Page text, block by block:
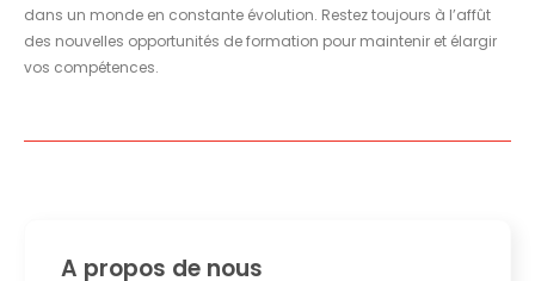
dans un monde en constante évolution. Restez toujours à l’affût
des nouvelles opportunités de formation pour maintenir et élargir
vos compétences.
A propos de nous